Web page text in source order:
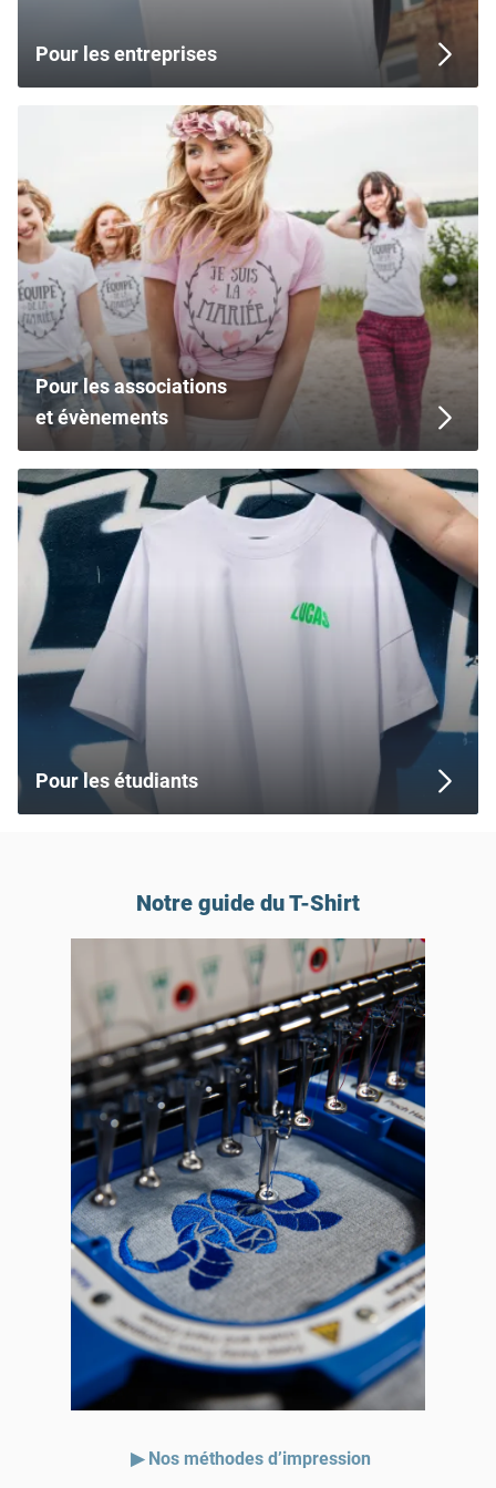
Pour les entreprises
Pour les associations
et évènements
Pour les étudiants
Notre guide du T-Shirt
▶ Nos méthodes d’impression